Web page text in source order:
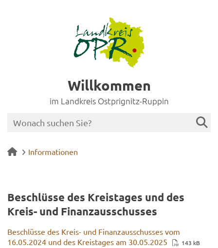
Willkommen
im Landkreis Ostprignitz-Ruppin
Informationen
Be­schlüs­se des Kreis­ta­ges und des
Kreis-​ und Fi­nanz­aus­schus­ses
Be­schlüs­se des Kreis-​ und Fi­nanz­aus­schus­ses vom
16.05.2024 und des Kreis­ta­ges am 30.05.2025
143 kB